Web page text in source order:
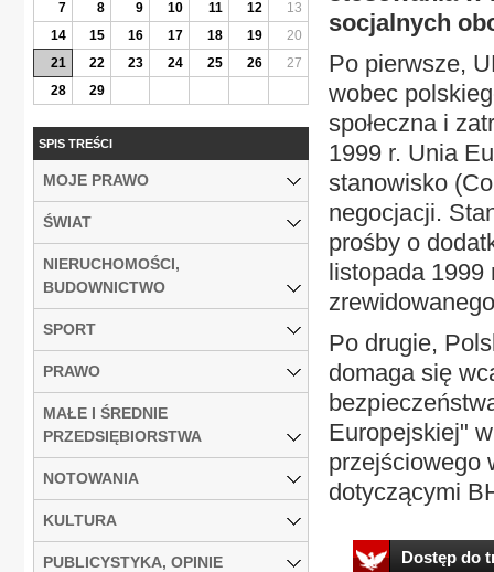
socjalnych
Po pierwsze,
wobec
społeczna i
1999 r. Unia
stanowisko
negocjacji.
prośby o
listopada 1999
Po drugie,
domaga się
Europejskiej"
przejściowego
dotyczącymi
Dostęp do
7
8 9 10 11 12
13
14
15 16 17 18 19
20
21
22 23 24 25 26
27
28
29
SPIS TREŚCI
MOJE PRAWO
ŚWIAT
NIERUCHOMOŚCI,
BUDOWNICTWO
SPORT
PRAWO
MAŁE I ŚREDNIE
PRZEDSIĘBIORSTWA
NOTOWANIA
KULTURA
PUBLICYSTYKA, OPINIE